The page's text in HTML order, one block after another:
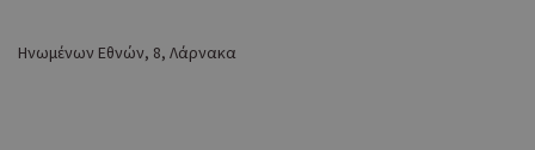
Ηνωμένων Εθνών, 8, Λάρνακα